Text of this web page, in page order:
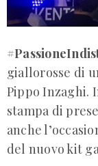
giallorosse di
Pippo Inzaghi.
stampa di
anche
del nuovo kit